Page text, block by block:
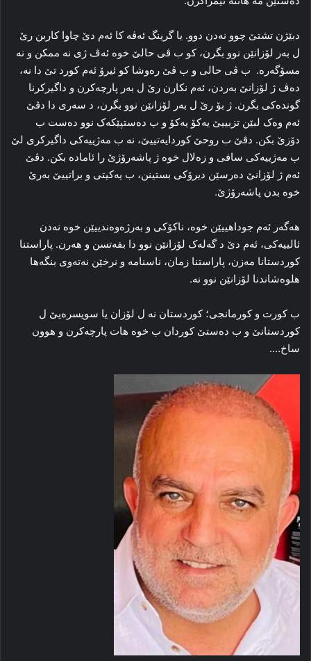
دبێژن تشتێ چوو نه‌دن دوو. یا گرینگ ئه‌ڤه‌ کا ئه‌م دێ چاوا کاربن رێ
ل به‌ر لۆزانێن نوو بگرن، کو ب ڤی حالێ خوه‌ ئه‌ڤ ژی نه‌ ممکن و نه‌
مسۆگه‌ره‌. ب ڤی حالی و ب ڤێ ره‌وشا کو ئیرۆ ئه‌م کورد تێ دا نه‌،
ده‌ڤ ژ لۆزانێ به‌ردن، ئه‌م نکارن رێ ل به‌ر پارچه‌کرن و داگیرکرنا
گونده‌کی بگرن. ژ بۆ رێ ل به‌ر لۆزانێن نوو بگرن، د سه‌ری دا دڤێ
ئه‌م وه‌ک لبێن تزبییێ یه‌کۆ یه‌کۆ و ب ده‌ستپێکه‌ک نوو ده‌ست ب
دۆزێ بکن. دڤێ ب روحێ کوردایه‌تییێ، نه‌ ب مه‌ژییه‌کی داگیرکری لێ
ب مه‌ژییه‌کی سافی و زه‌لال خوه‌ ژ پاشه‌رۆژێ را ئاماده‌ بکن. دڤێ
ئه‌م ژ لۆزانێ ده‌رسێن دیرۆکی بستینن، ب یه‌کیتی و براتییێ به‌رێ
خوه‌ بدن پاشه‌رۆژێ.
هه‌گه‌ر ئه‌م جوداهییێن خوه‌، ناکۆکی و به‌رژه‌وه‌ندییێن خوه‌ نه‌دن
ئالییه‌کی، ئه‌م دێ د گه‌له‌ک لۆزانێن نوو دا بفه‌تسن و هه‌رن. پاراستنا
کوردستانا مه‌زن، پاراستنا زمان، ناسنامه‌ و نرخێن نه‌ته‌وی بنگه‌ها
هلوه‌شاندنا لۆزانێن نوو نه‌.
ب کورت و کورمانجی؛ کوردستان نه‌ ل لۆزان یا سویسرەیێ ل
کوردستانێ و ب ده‌ستێ کوردان ب خوه‌ هات پارچه‌کرن و هوون
ساخ….